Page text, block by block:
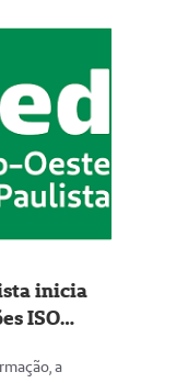
inicia
ISO
a